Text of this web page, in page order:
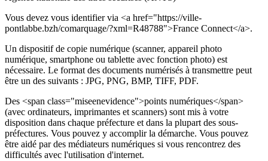
Vous devez vous identifier via <a href="https://ville-
pontlabbe.bzh/comarquage/?xml=R48788">France Connect</a>.
Un dispositif de copie numérique (scanner, appareil photo
numérique, smartphone ou tablette avec fonction photo) est
nécessaire. Le format des documents numérisés à transmettre peut
être un des suivants : JPG, PNG, BMP, TIFF, PDF.
Des <span class="miseenevidence">points numériques</span>
(avec ordinateurs, imprimantes et scanners) sont mis à votre
disposition dans chaque préfecture et dans la plupart des sous-
préfectures. Vous pouvez y accomplir la démarche. Vous pouvez
être aidé par des médiateurs numériques si vous rencontrez des
difficultés avec l'utilisation d'internet.